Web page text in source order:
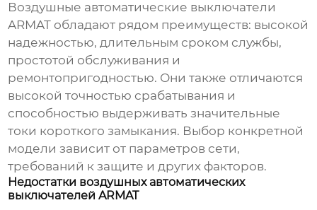
Воздушные автоматические выключатели
ARMAT обладают рядом преимуществ: высокой
надежностью, длительным сроком службы,
простотой обслуживания и
ремонтопригодностью. Они также отличаются
высокой точностью срабатывания и
способностью выдерживать значительные
токи короткого замыкания. Выбор конкретной
модели зависит от параметров сети,
требований к защите и других факторов.
Недостатки воздушных автоматических
выключателей ARMAT